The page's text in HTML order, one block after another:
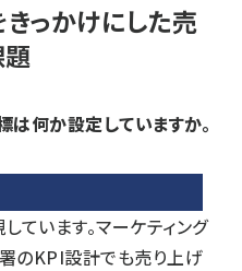
っかけにした売
は何か設定していますか。
ています。マーケティング
のKPI設計でも売り上げ